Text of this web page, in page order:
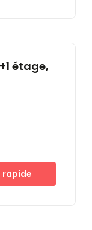
étage,
rapide